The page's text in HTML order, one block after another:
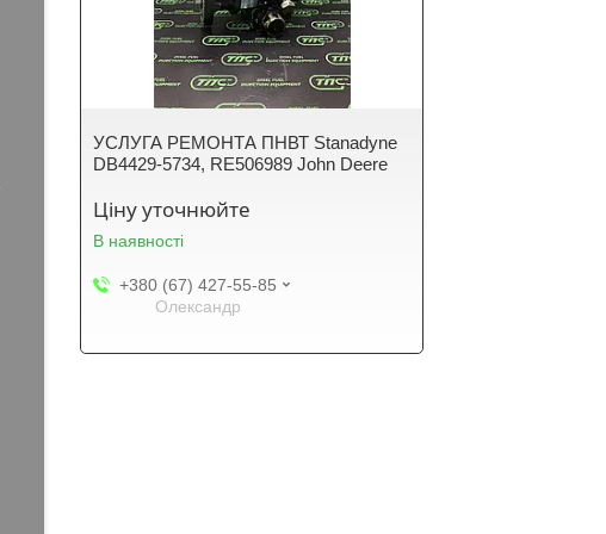
УСЛУГА РЕМОНТА ПНВТ Stanadyne
DB4429-5734, RE506989 John Deere
Ціну уточнюйте
В наявності
+380 (67) 427-55-85
Олександр